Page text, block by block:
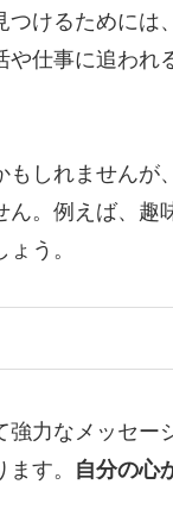
つけるためには
や仕事に追われ
しれませんが
。例えば、趣
う。
力なメッセー
す。
自分の心